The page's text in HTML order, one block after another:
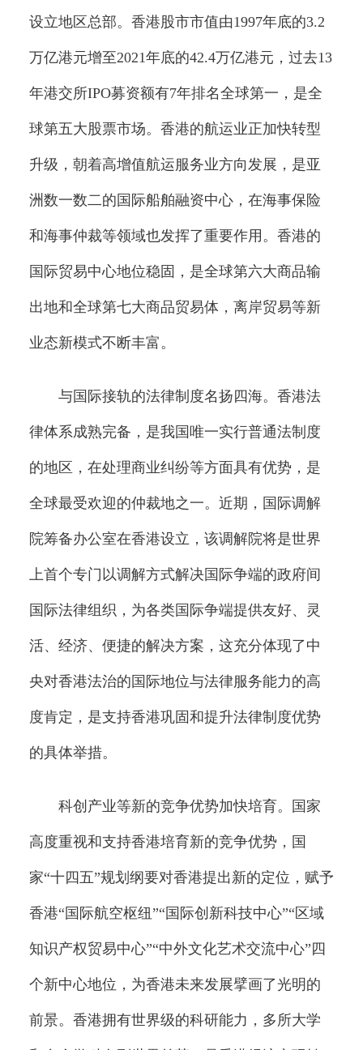
设立地区总部。香港股市市值由1997年底的3.2
万亿港元增至2021年底的42.4万亿港元，过去13
年港交所IPO募资额有7年排名全球第一，是全
球第五大股票市场。香港的航运业正加快转型
升级，朝着高增值航运服务业方向发展，是亚
洲数一数二的国际船舶融资中心，在海事保险
和海事仲裁等领域也发挥了重要作用。香港的
国际贸易中心地位稳固，是全球第六大商品输
出地和全球第七大商品贸易体，离岸贸易等新
业态新模式不断丰富。
与国际接轨的法律制度名扬四海。香港法
律体系成熟完备，是我国唯一实行普通法制度
的地区，在处理商业纠纷等方面具有优势，是
全球最受欢迎的仲裁地之一。近期，国际调解
院筹备办公室在香港设立，该调解院将是世界
上首个专门以调解方式解决国际争端的政府间
国际法律组织，为各类国际争端提供友好、灵
活、经济、便捷的解决方案，这充分体现了中
央对香港法治的国际地位与法律服务能力的高
度肯定，是支持香港巩固和提升法律制度优势
的具体举措。
科创产业等新的竞争优势加快培育。国家
高度重视和支持香港培育新的竞争优势，国
家“十四五”规划纲要对香港提出新的定位，赋予
香港“国际航空枢纽”“国际创新科技中心”“区域
知识产权贸易中心”“中外文化艺术交流中心”四
个新中心地位，为香港未来发展擘画了光明的
前景。香港拥有世界级的科研能力，多所大学